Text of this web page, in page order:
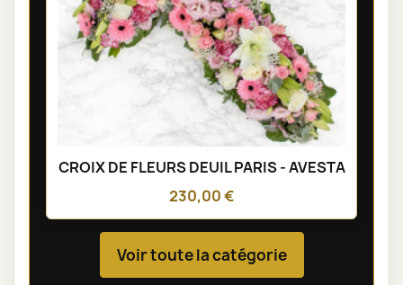
CROIX DE FLEURS DEUIL PARIS - AVESTA
230,00 €
Voir toute la catégorie